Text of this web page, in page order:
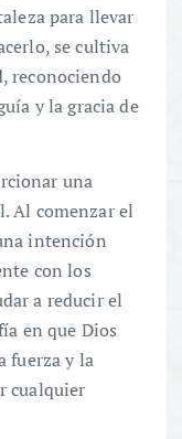
para llevar
se cultiva
reconociendo
y la gracia de
una
Al comenzar el
intención
con los
a reducir el
en que Dios
fuerza y la
cualquier